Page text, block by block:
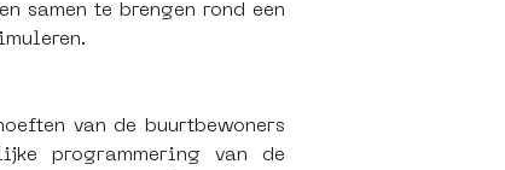
samen te brengen rond een
van de buurtbewoners
programmering van de